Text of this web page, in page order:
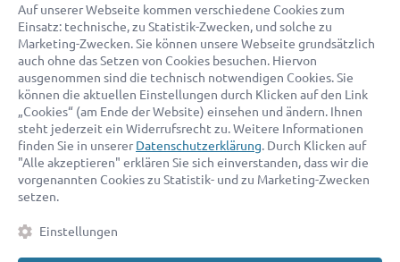
© 2026 advocado - einfach online den passenden Rechtsanwalt finden
Auszeichnungen:
Auf unserer Webseite kommen verschiedene Cookies zum
Einsatz: technische, zu Statistik-Zwecken, und solche zu
Marketing-Zwecken. Sie können unsere Webseite grundsätzlich
auch ohne das Setzen von Cookies besuchen. Hiervon
ausgenommen sind die technisch notwendigen Cookies. Sie
können die aktuellen Einstellungen durch Klicken auf den Link
„Cookies“ (am Ende der Website) einsehen und ändern. Ihnen
steht jederzeit ein Widerrufsrecht zu. Weitere Informationen
finden Sie in unserer Datenschutzerklärung. Durch Klicken auf
"Alle akzeptieren" erklären Sie sich einverstanden, dass wir die
vorgenannten Cookies zu Statistik- und zu Marketing-Zwecken
setzen.
Einstellungen